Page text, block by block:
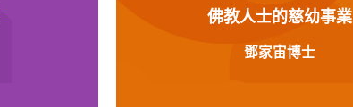
佛教人士的慈幼事業
鄧家宙博士